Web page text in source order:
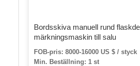
Bordsskiva manuell rund
märkningsmaskin till salu
FOB-pris: 8000-16000 US $ / styck
Min. Beställning: 1 st